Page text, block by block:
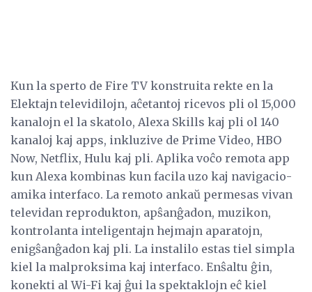
Kun la sperto de Fire TV konstruita rekte en la
Elektajn televidilojn, aĉetantoj ricevos pli ol 15,000
kanalojn el la skatolo, Alexa Skills kaj pli ol 140
kanaloj kaj apps, inkluzive de Prime Video, HBO
Now, Netflix, Hulu kaj pli. Aplika voĉo remota app
kun Alexa kombinas kun facila uzo kaj navigacio-
amika interfaco. La remoto ankaŭ permesas vivan
televidan reprodukton, apŝanĝadon, muzikon,
kontrolanta inteligentajn hejmajn aparatojn,
enigŝanĝadon kaj pli. La instalilo estas tiel simpla
kiel la malproksima kaj interfaco. Enŝaltu ĝin,
konekti al Wi-Fi kaj ĝui la spektaklojn eĉ kiel